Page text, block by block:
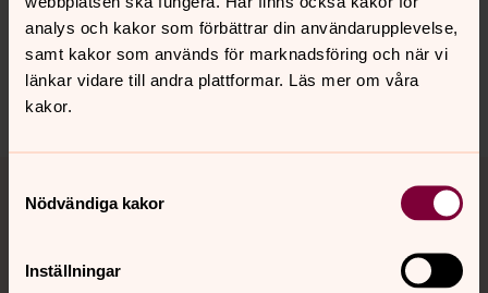
analys och kakor som förbättrar din användarupplevelse,
samt kakor som används för marknadsföring och när vi
länkar vidare till andra plattformar. Läs mer om våra
kakor.
Nödvändiga kakor
Inställningar
linde-ljusnarsbergs.pastorat@svenskakyrkan.se
Dela
Kontakt